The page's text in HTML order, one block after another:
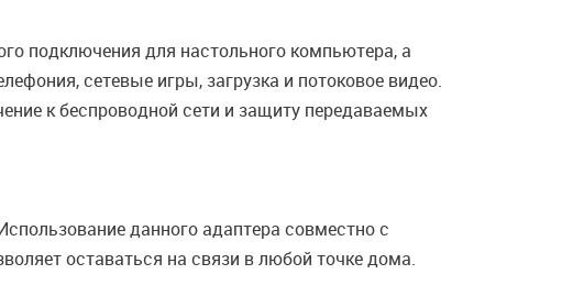
подключения для настольного компьютера, а
сетевые игры, загрузка и потоковое видео.
к беспроводной сети и защиту передаваемых
данного адаптера совместно с
оставаться на связи в любой точке дома.